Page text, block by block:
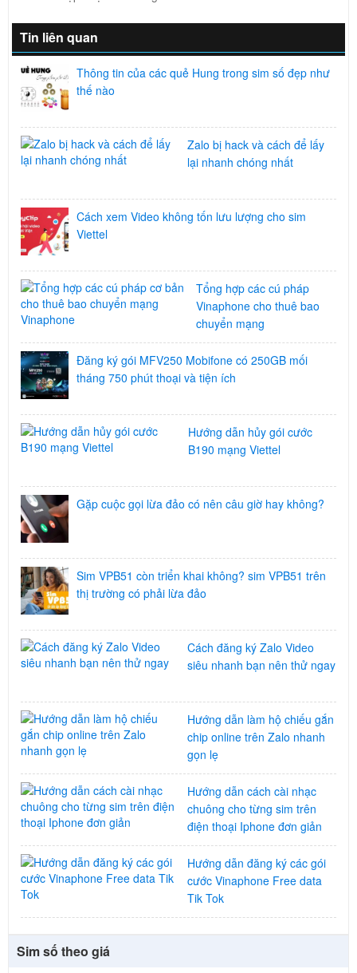
Tin liên quan
Thông tin của các quẻ Hung trong sim số đẹp như
thế nào
Zalo bị hack và cách để lấy
lại nhanh chóng nhất
Cách xem Video không tốn lưu lượng cho sim
Viettel
Tổng hợp các cú pháp
Vinaphone cho thuê bao
chuyển mạng
Đăng ký gói MFV250 Mobifone có 250GB mối
tháng 750 phút thoại và tiện ích
Hướng dẫn hủy gói cước
B190 mạng Viettel
Gặp cuộc gọi lừa đảo có nên câu giờ hay không?
Sim VPB51 còn triển khai không? sim VPB51 trên
thị trường có phải lừa đảo
Cách đăng ký Zalo Video
siêu nhanh bạn nên thử ngay
Hướng dẫn làm hộ chiếu gắn
chip online trên Zalo nhanh
gọn lẹ
Hướng dẫn cách cài nhạc
chuông cho từng sim trên
điện thoại Iphone đơn giản
Hướng dẫn đăng ký các gói
cước Vinaphone Free data
Tik Tok
Sim số theo giá